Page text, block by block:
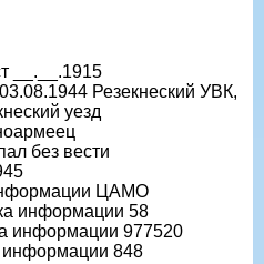
__.__.1915
Резекнеский УВК,
уезд
без вести
ЦАМО
информации 58
информации 977520
информации 848